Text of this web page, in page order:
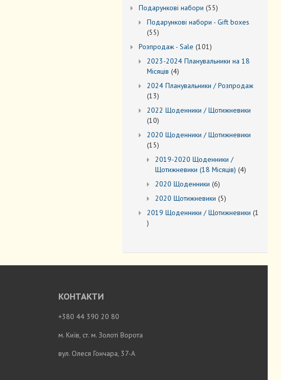
товарів
Подарункові набори 5555
товарів
Подарункові набори - Gift boxes
5555
Розпродаж - Sale 101101
2023-2024 Планувальники на 18
Місяців 44
2024 Планувальники / Розпродаж
1313
товарів
2022 Щоденники / Щотижневики
1010
товарів
2020 Щоденники / Щотижневики
1515
товарів
2019-2020 Щоденники /
Щотижневики (18 Місяців) 44
2020 Щоденники 66
товарів
2020 Щотижневики 55
2019 Щоденники / Щотижневики 1
1
КОНТАКТИ
+380 44 390 20 80
м. Київ, ст. м. Золоті Ворота
вул. Олеся Гончара, 37-А